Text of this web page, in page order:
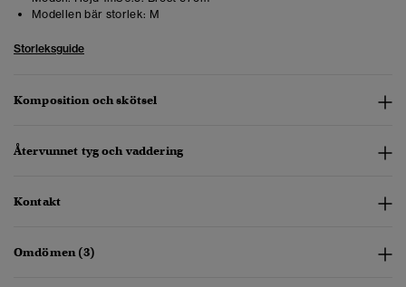
Modellen bär storlek: M
Storleksguide
Komposition och skötsel
Återvunnet tyg och vaddering
Kontakt
Omdömen (3)